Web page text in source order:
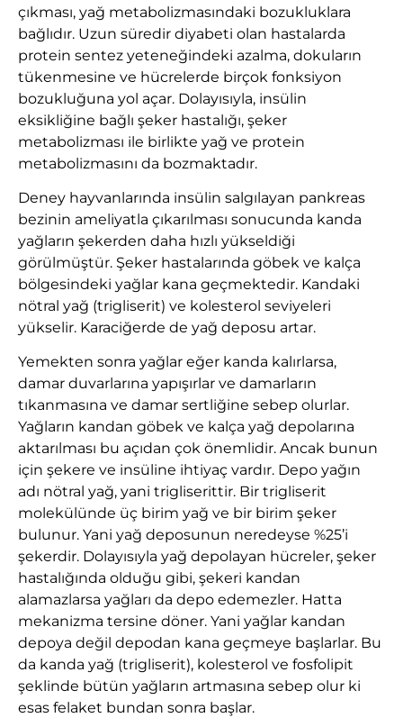
çıkması, yağ metabolizmasındaki bozukluklara
bağlıdır. Uzun süredir diyabeti olan hastalarda
protein sentez yeteneğindeki azalma, dokuların
tükenmesine ve hücrelerde birçok fonksiyon
bozukluğuna yol açar. Dolayısıyla, insülin
eksikliğine bağlı şeker hastalığı, şeker
metabolizması ile birlikte yağ ve protein
metabolizmasını da bozmaktadır.
Deney hayvanlarında insülin salgılayan pankreas
bezinin ameliyatla çıkarılması sonucunda kanda
yağların şekerden daha hızlı yükseldiği
görülmüştür. Şeker hastalarında göbek ve kalça
bölgesindeki yağlar kana geçmektedir. Kandaki
nötral yağ (trigliserit) ve kolesterol seviyeleri
yükselir. Karaciğerde de yağ deposu artar.
Yemekten sonra yağlar eğer kanda kalırlarsa,
damar duvarlarına yapışırlar ve damarların
tıkanmasına ve damar sertliğine sebep olurlar.
Yağların kandan göbek ve kalça yağ depolarına
aktarılması bu açıdan çok önemlidir. Ancak bunun
için şekere ve insüline ihtiyaç vardır. Depo yağın
adı nötral yağ, yani trigliserittir. Bir trigliserit
molekülünde üç birim yağ ve bir birim şeker
bulunur. Yani yağ deposunun neredeyse %25’i
şekerdir. Dolayısıyla yağ depolayan hücreler, şeker
hastalığında olduğu gibi, şekeri kandan
alamazlarsa yağları da depo edemezler. Hatta
mekanizma tersine döner. Yani yağlar kandan
depoya değil depodan kana geçmeye başlarlar. Bu
da kanda yağ (trigliserit), kolesterol ve fosfolipit
şeklinde bütün yağların artmasına sebep olur ki
esas felaket bundan sonra başlar.